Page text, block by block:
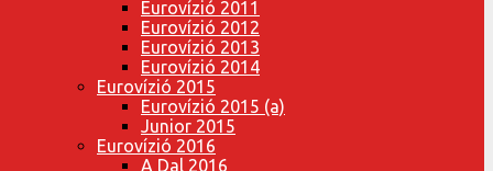
Eurovízió 2011
Eurovízió 2012
Eurovízió 2013
Eurovízió 2014
Eurovízió 2015
Eurovízió 2015 (a)
Junior 2015
Eurovízió 2016
A Dal 2016